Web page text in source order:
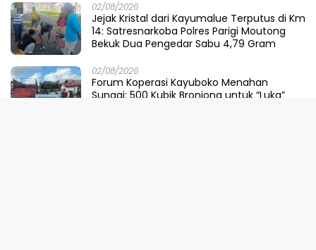
02/08/2026
Jejak Kristal dari Kayumalue Terputus di Km
14: Satresnarkoba Polres Parigi Moutong
Bekuk Dua Pengedar Sabu 4,79 Gram
02/08/2026
Forum Koperasi Kayuboko Menahan
Sungai: 500 Kubik Bronjong untuk “Luka”